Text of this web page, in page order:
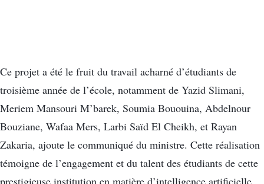
Ce projet a été le fruit du travail acharné d’étudiants de
troisième année de l’école, notamment de Yazid Slimani,
Meriem Mansouri M’barek, Soumia Bououina, Abdelnour
Bouziane, Wafaa Mers, Larbi Saïd El Cheikh, et Rayan
Zakaria, ajoute le communiqué du ministre. Cette réalisation
témoigne de l’engagement et du talent des étudiants de cette